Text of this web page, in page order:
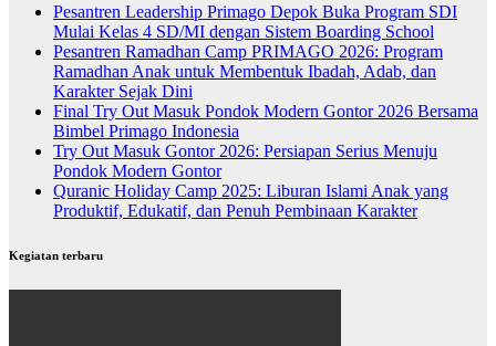
Pesantren Leadership Primago Depok Buka Program SDI
Mulai Kelas 4 SD/MI dengan Sistem Boarding School
Pesantren Ramadhan Camp PRIMAGO 2026: Program
Ramadhan Anak untuk Membentuk Ibadah, Adab, dan
Karakter Sejak Dini
Final Try Out Masuk Pondok Modern Gontor 2026 Bersama
Bimbel Primago Indonesia
Try Out Masuk Gontor 2026: Persiapan Serius Menuju
Pondok Modern Gontor
Quranic Holiday Camp 2025: Liburan Islami Anak yang
Produktif, Edukatif, dan Penuh Pembinaan Karakter
Kegiatan terbaru